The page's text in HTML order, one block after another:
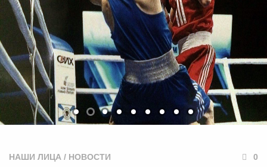
НАШИ ЛИЦА / НОВОСТИ 0